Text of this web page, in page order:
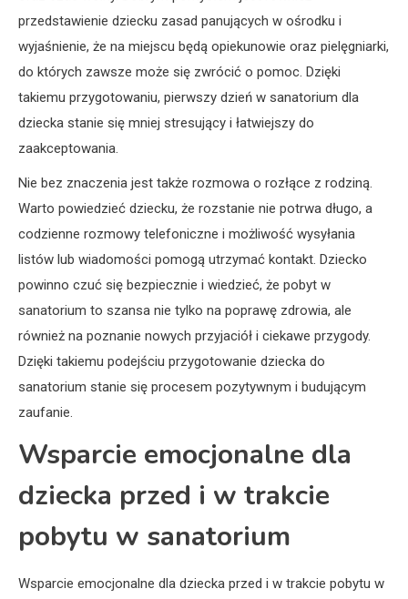
przedstawienie dziecku zasad panujących w ośrodku i
wyjaśnienie, że na miejscu będą opiekunowie oraz pielęgniarki,
do których zawsze może się zwrócić o pomoc. Dzięki
takiemu przygotowaniu, pierwszy dzień w sanatorium dla
dziecka stanie się mniej stresujący i łatwiejszy do
zaakceptowania.
Nie bez znaczenia jest także rozmowa o rozłące z rodziną.
Warto powiedzieć dziecku, że rozstanie nie potrwa długo, a
codzienne rozmowy telefoniczne i możliwość wysyłania
listów lub wiadomości pomogą utrzymać kontakt. Dziecko
powinno czuć się bezpiecznie i wiedzieć, że pobyt w
sanatorium to szansa nie tylko na poprawę zdrowia, ale
również na poznanie nowych przyjaciół i ciekawe przygody.
Dzięki takiemu podejściu przygotowanie dziecka do
sanatorium stanie się procesem pozytywnym i budującym
zaufanie.
Wsparcie emocjonalne dla
dziecka przed i w trakcie
pobytu w sanatorium
Wsparcie emocjonalne dla dziecka przed i w trakcie pobytu w